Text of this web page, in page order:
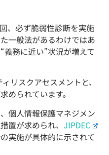
、必ず脆弱性診断を実施
一般法があるわけではあ
義務に近い”状況が増えて
リスクアセスメントと、
められています。
個人情報保護マネジメン
置が求められ、 JIPDEC
実施が具体的に示されて